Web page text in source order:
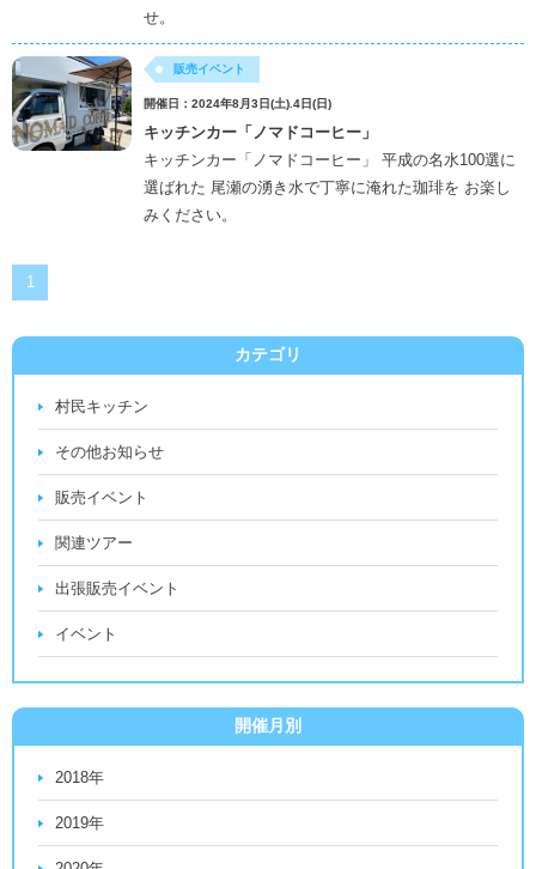
せ。
販売イベント
開催日：2024年8月3日(土).4日(日)
キッチンカー「ノマドコーヒー」
キッチンカー「ノマドコーヒー」 平成の名水100選に
選ばれた 尾瀬の湧き水で丁寧に淹れた珈琲を お楽し
みください。
1
カテゴリ
村民キッチン
その他お知らせ
販売イベント
関連ツアー
出張販売イベント
イベント
開催月別
2018年
2019年